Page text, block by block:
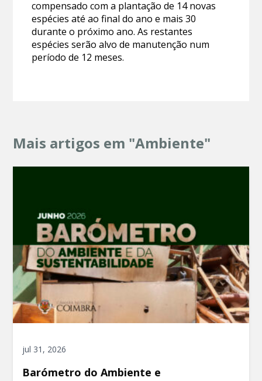
compensado com a plantação de 14 novas
espécies até ao final do ano e mais 30
durante o próximo ano. As restantes
espécies serão alvo de manutenção num
período de 12 meses.
Mais artigos em "Ambiente"
jul 31, 2026
Barómetro do Ambiente e